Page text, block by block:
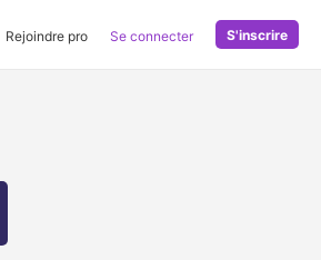
Rejoindre pro Se connecter S'inscrire